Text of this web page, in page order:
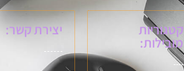
קטגוריות
מובילות:
יצירת קשר: